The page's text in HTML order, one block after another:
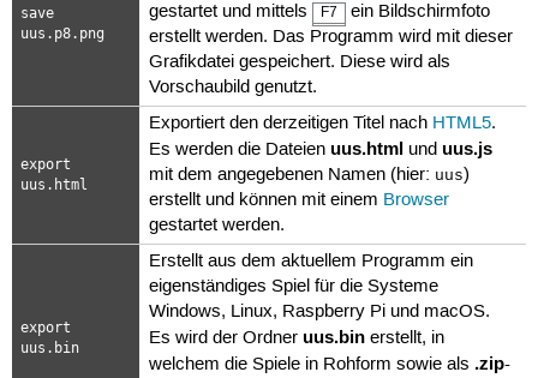
save
uus.p8.png
gestartet und mittels
F7
ein Bildschirmfoto
erstellt werden. Das Programm wird mit dieser
Grafikdatei gespeichert. Diese wird als
Vorschaubild genutzt.
export
uus.html
Exportiert den derzeitigen Titel nach HTML5.
Es werden die Dateien uus.html und uus.js
mit dem angegebenen Namen (hier: uus)
erstellt und können mit einem Browser
gestartet werden.
export
uus.bin
Erstellt aus dem aktuellem Programm ein
eigenständiges Spiel für die Systeme
Windows, Linux, Raspberry Pi und macOS.
Es wird der Ordner uus.bin erstellt, in
welchem die Spiele in Rohform sowie als .zip-